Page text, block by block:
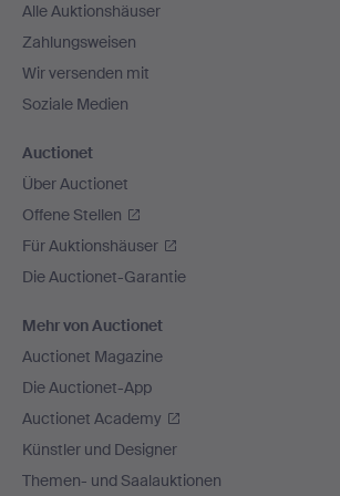
Alle Auktionshäuser
Zahlungsweisen
Wir versenden mit
Soziale Medien
Auctionet
Über Auctionet
Offene Stellen
Für Auktionshäuser
Die Auctionet-Garantie
Mehr von Auctionet
Auctionet Magazine
Die Auctionet-App
Auctionet Academy
Künstler und Designer
Themen- und Saalauktionen